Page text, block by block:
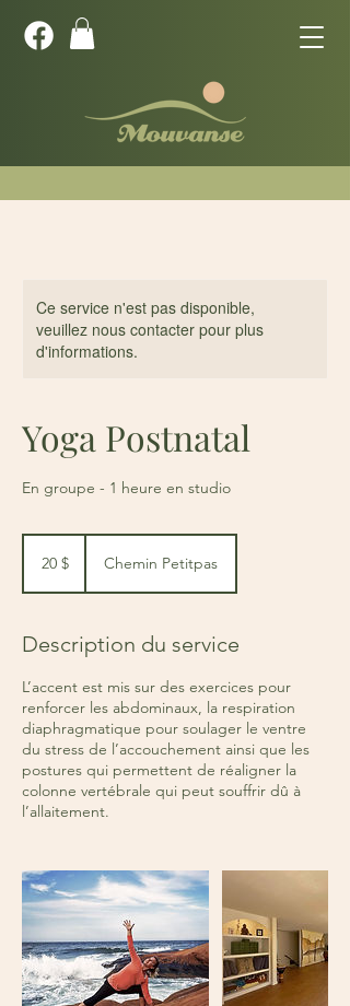
Ce service n'est pas disponible,
veuillez nous contacter pour plus
d'informations.
Yoga Postnatal
En groupe - 1 heure en studio
20 $ Chemin Petitpas
Description du service
L’accent est mis sur des exercices pour
renforcer les abdominaux, la respiration
diaphragmatique pour soulager le ventre
du stress de l’accouchement ainsi que les
postures qui permettent de réaligner la
colonne vertébrale qui peut souffrir dû à
l’allaitement.